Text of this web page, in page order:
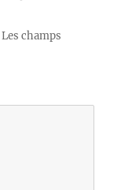
Les champs